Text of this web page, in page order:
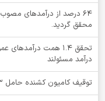
64 درصد از درآمدهای
محقق گردید.
تحقق ۱.۴ همت
درآمد مسئولند
توقيف کامیون کشنده حامل 23 هزار لیتر گاز مایع قاچاق در نهبندان